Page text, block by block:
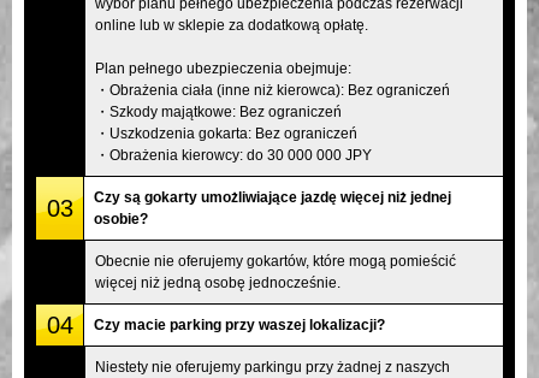
online lub w sklepie za dodatkową opłatę.
Plan pełnego ubezpieczenia obejmuje:
・Obrażenia ciała (inne niż kierowca): Bez ograniczeń
・Szkody majątkowe: Bez ograniczeń
・Uszkodzenia gokarta: Bez ograniczeń
・Obrażenia kierowcy: do 30 000 000 JPY
03
Czy są gokarty umożliwiające jazdę więcej niż jednej
osobie?
Obecnie nie oferujemy gokartów, które mogą pomieścić
więcej niż jedną osobę jednocześnie.
04 Czy macie parking przy waszej lokalizacji?
Niestety nie oferujemy parkingu przy żadnej z naszych